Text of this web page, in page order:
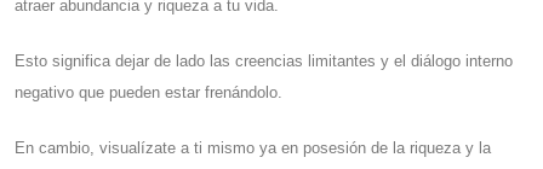
atraer abundancia y riqueza a tu vida.
Esto significa dejar de lado las creencias limitantes y el diálogo interno
negativo que pueden estar frenándolo.
En cambio, visualízate a ti mismo ya en posesión de la riqueza y la